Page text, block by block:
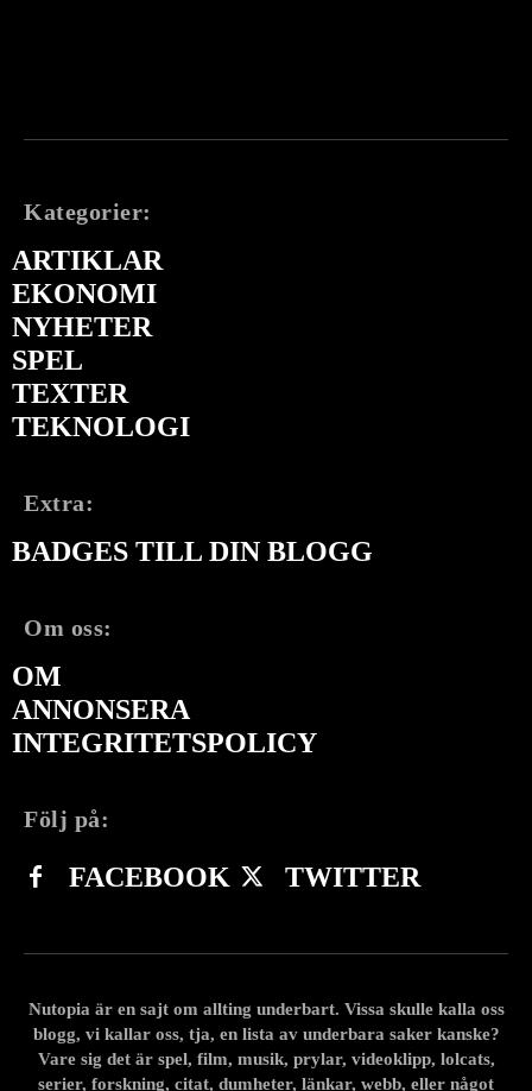
Kategorier:
ARTIKLAR
EKONOMI
NYHETER
SPEL
TEXTER
TEKNOLOGI
Extra:
BADGES TILL DIN BLOGG
Om oss:
OM
ANNONSERA
INTEGRITETSPOLICY
Följ på:
FACEBOOK TWITTER
Nutopia är en sajt om allting underbart. Vissa skulle kalla oss
blogg, vi kallar oss, tja, en lista av underbara saker kanske?
Vare sig det är spel, film, musik, prylar, videoklipp, lolcats,
serier, forskning, citat, dumheter, länkar, webb, eller något